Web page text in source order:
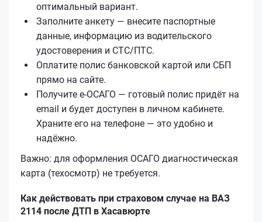
оптимальный вариант.
Заполните анкету — внесите паспортные
данные, информацию из водительского
удостоверения и СТС/ПТС.
Оплатите полис банковской картой или СБП
прямо на сайте.
Получите е‑ОСАГО — готовый полис придёт на
email и будет доступен в личном кабинете.
Храните его на телефоне — это удобно и
надёжно.
Важно: для оформления ОСАГО диагностическая
карта (техосмотр) не требуется.
Как действовать при страховом случае на ВАЗ
2114 после ДТП в Хасавюрте